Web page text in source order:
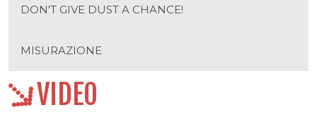
DON'T GIVE DUST A CHANCE!
MISURAZIONE
VIDEO